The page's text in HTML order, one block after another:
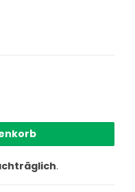
mit Glasplatte aus
.